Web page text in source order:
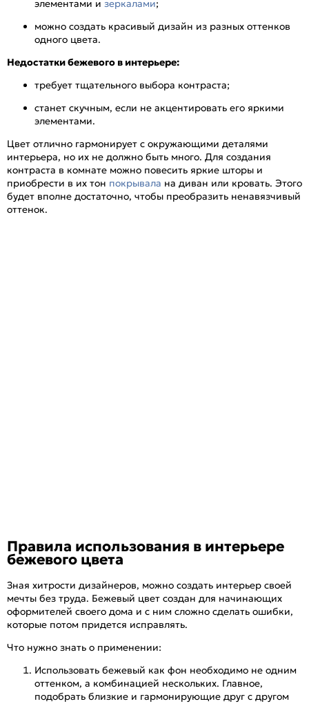
элементами и зеркалами;
можно создать красивый дизайн из разных оттенков
одного цвета.
Недостатки бежевого в интерьере:
требует тщательного выбора контраста;
станет скучным, если не акцентировать его яркими
элементами.
Цвет отлично гармонирует с окружающими деталями
интерьера, но их не должно быть много. Для создания
контраста в комнате можно повесить яркие шторы и
приобрести в их тон покрывала на диван или кровать. Этого
будет вполне достаточно, чтобы преобразить ненавязчивый
оттенок.
Правила использования в интерьере
бежевого цвета
Зная хитрости дизайнеров, можно создать интерьер своей
мечты без труда. Бежевый цвет создан для начинающих
оформителей своего дома и с ним сложно сделать ошибки,
которые потом придется исправлять.
Что нужно знать о применении:
Использовать бежевый как фон необходимо не одним
оттенком, а комбинацией нескольких. Главное,
подобрать близкие и гармонирующие друг с другом